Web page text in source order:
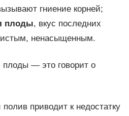
гниение корней;
плоды, вкус последних
ненасыщенным.
плоды — это говорит о
приводит к недостатку